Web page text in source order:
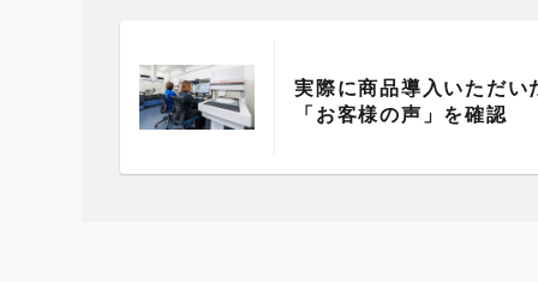
実際に商品導入いただい
「お客様の声」を確認